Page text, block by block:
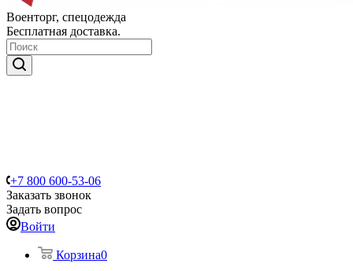
Военторг, спецодежда
Бесплатная доставка.
+7 800 600-53-06
Заказать звонок
Задать вопрос
Войти
Корзина0